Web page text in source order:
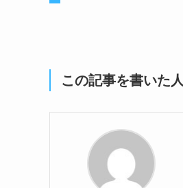
この記事を書いた人